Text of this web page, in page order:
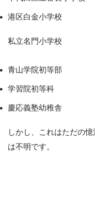
港区白金小学校
私立名門小学校
青山学院初等部
学習院初等科
慶応義塾幼稚舎
しかし、これはただの
は不明です。